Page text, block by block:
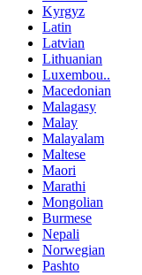
Kyrgyz
Latin
Latvian
Lithuanian
Luxembou..
Macedonian
Malagasy
Malay
Malayalam
Maltese
Maori
Marathi
Mongolian
Burmese
Nepali
Norwegian
Pashto